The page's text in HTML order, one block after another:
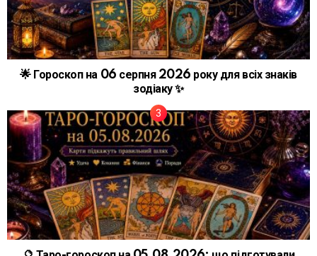
🌟 Гороскоп на 06 серпня 2026 року для всіх знаків
зодіаку ✨